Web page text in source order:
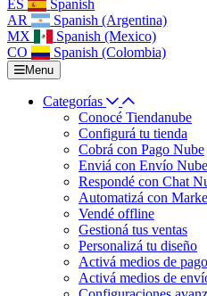
ES
Spanish
AR
Spanish (Argentina)
MX
Spanish (Mexico)
CO
Spanish (Colombia)
Menu
Categorías
Conocé Tiendanube
Configurá tu tienda
Cobrá con Pago Nube
Enviá con Envío Nube
Respondé con Chat
Automatizá con
Vendé offline
Gestioná tus ventas
Personalizá tu diseño
Activá medios de pago
Activá medios de